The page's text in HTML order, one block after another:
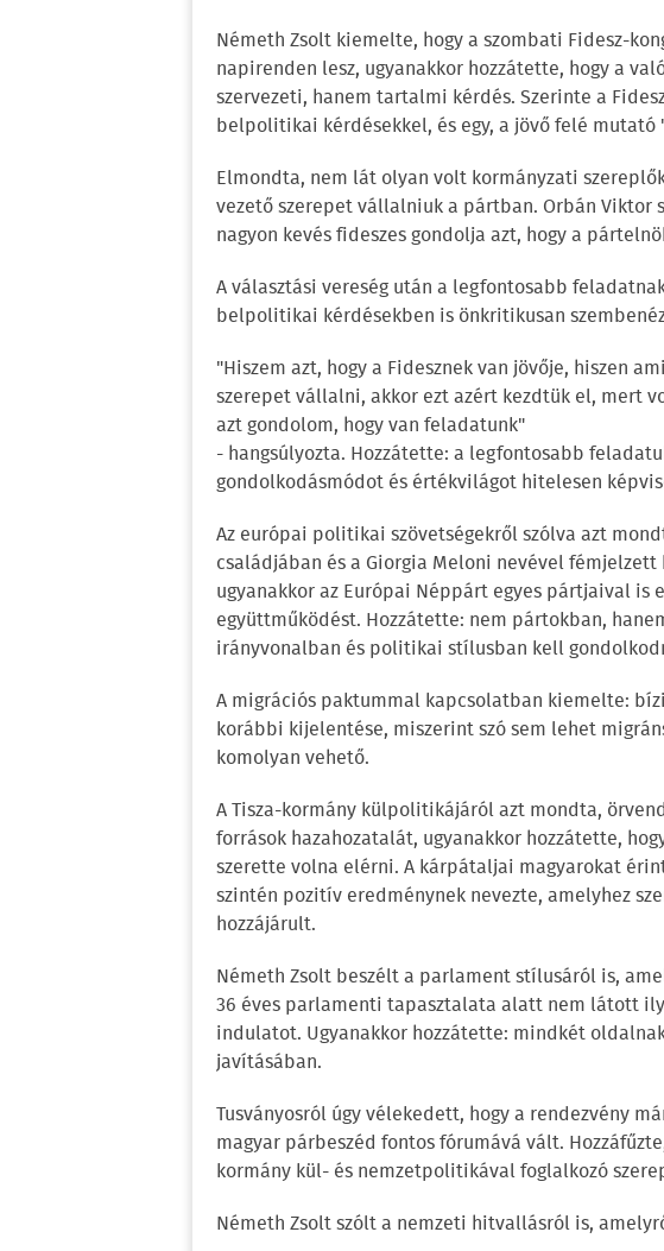
Németh Zsolt kiemelte, hogy a szombati Fidesz-
napirenden lesz, ugyanakkor hozzátette, hogy a
szervezeti, hanem tartalmi kérdés. Szerinte a
belpolitikai kérdésekkel, és egy, a jövő felé
Elmondta, nem lát olyan volt kormányzati
vezető szerepet vállalniuk a pártban. Orbán Viktor
nagyon kevés fideszes gondolja azt, hogy a
A választási vereség után a legfontosabb
belpolitikai kérdésekben is önkritikusan
"Hiszem azt, hogy a Fidesznek van jövője, hiszen
szerepet vállalni, akkor ezt azért kezdtük el, mert
azt gondolom, hogy van feladatunk"
- hangsúlyozta. Hozzátette: a legfontosabb
gondolkodásmódot és értékvilágot hitelesen
Az európai politikai szövetségekről szólva azt
családjában és a Giorgia Meloni nevével
ugyanakkor az Európai Néppárt egyes pártjaival is
együttműködést. Hozzátette: nem pártokban,
irányvonalban és politikai stílusban kell
A migrációs paktummal kapcsolatban kiemelte:
korábbi kijelentése, miszerint szó sem lehet
komolyan vehető.
A Tisza-kormány külpolitikájáról azt mondta,
források hazahozatalát, ugyanakkor hozzátette,
szerette volna elérni. A kárpátaljai magyarokat
szintén pozitív eredménynek nevezte, amelyhez
hozzájárult.
Németh Zsolt beszélt a parlament stílusáról is,
36 éves parlamenti tapasztalata alatt nem látott
indulatot. Ugyanakkor hozzátette: mindkét
javításában.
Tusványosról úgy vélekedett, hogy a rendezvény
magyar párbeszéd fontos fórumává vált.
kormány kül- és nemzetpolitikával foglalkozó
Németh Zsolt szólt a nemzeti hitvallásról is,